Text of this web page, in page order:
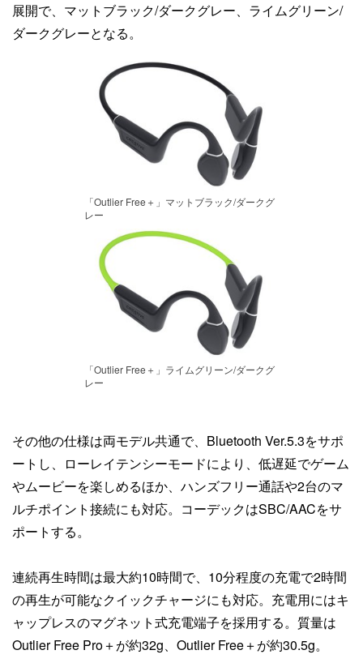
展開で、マットブラック/ダークグレー、ライムグリーン/
ダークグレーとなる。
「Outlier Free＋」マットブラック/ダークグ
レー
「Outlier Free＋」ライムグリーン/ダークグ
レー
その他の仕様は両モデル共通で、Bluetooth Ver.5.3をサポ
ートし、ローレイテンシーモードにより、低遅延でゲーム
やムービーを楽しめるほか、ハンズフリー通話や2台のマ
ルチポイント接続にも対応。コーデックはSBC/AACをサ
ポートする。
連続再生時間は最大約10時間で、10分程度の充電で2時間
の再生が可能なクイックチャージにも対応。充電用にはキ
ャップレスのマグネット式充電端子を採用する。質量は
Outlier Free Pro＋が約32g、Outlier Free＋が約30.5g。